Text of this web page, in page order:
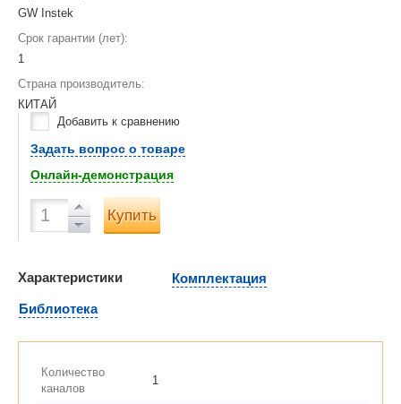
GW Instek
Срок гарантии (лет):
1
Страна производитель:
КИТАЙ
Добавить к сравнению
Задать вопрос о товаре
Онлайн-демонстрация
Купить
Характеристики
Комплектация
Библиотека
Количество
каналов
1